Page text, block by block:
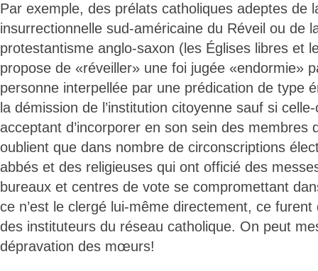
Par exemple, des prélats catholiques adeptes de
insurrectionnelle sud-américaine du Réveil ou de
protestantisme anglo-saxon (les Églises libres et
propose de «réveiller» une foi jugée «endormie»
personne interpellée par une prédication de type
la démission de l’institution citoyenne sauf si
acceptant d’incorporer en son sein des membres
oublient que dans nombre de circonscriptions
abbés et des religieuses qui ont officié des
bureaux et centres de vote se compromettant
ce n’est le clergé lui-même directement, ce furent
des instituteurs du réseau catholique. On peut
dépravation des mœurs!